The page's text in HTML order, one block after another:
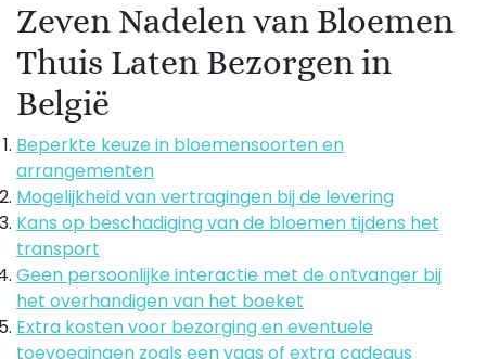
Zeven Nadelen van Bloemen
Thuis Laten Bezorgen in
België
Beperkte keuze in bloemensoorten en
arrangementen
Mogelijkheid van vertragingen bij de levering
Kans op beschadiging van de bloemen tijdens het
transport
Geen persoonlijke interactie met de ontvanger bij
het overhandigen van het boeket
Extra kosten voor bezorging en eventuele
toevoegingen zoals een vaas of extra cadeaus